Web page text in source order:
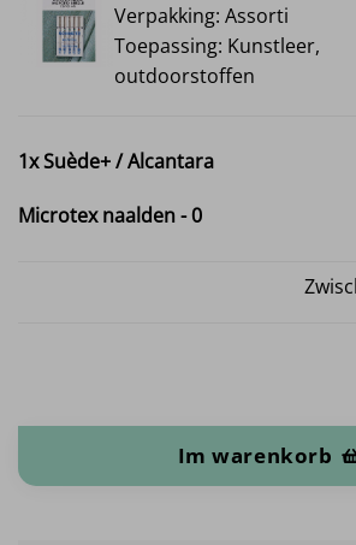
Verpakking: Assorti
Toepassing: Kunstleer,
outdoorstoffen
1xSuède+ / Alcantara
Microtex naalden-0
Im warenkorb